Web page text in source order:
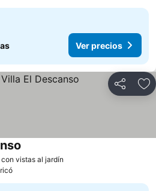
Ver precios
Compartir
vistas al jardín